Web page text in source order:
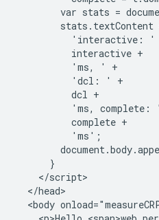
var stats =
stats.textContent
'interactive: '
          interactive +
          'ms, ' +
          'dcl: ' +
          dcl +
'ms, complete:
          complete +
          'ms';
      }
    </script>
  </head>
<body